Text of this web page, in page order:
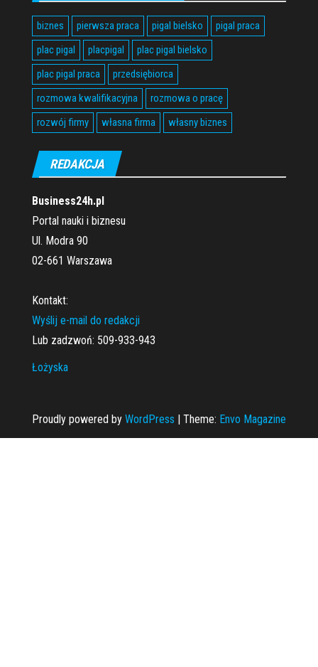
biznes pierwsza praca pigal bielsko
pigal praca
plac pigal
placpigal
plac pigal bielsko
plac pigal praca
przedsiębiorca
rozmowa kwalifikacyjna
rozmowa o pracę
rozwój firmy
własna firma własny biznes
REDAKCJA
Business24h.pl
Portal nauki i biznesu
Ul. Modra 90
02-661 Warszawa
Kontakt:
Wyślij e-mail do redakcji
Lub zadzwoń: 509-933-943
Łożyska
Proudly powered by WordPress | Theme: Envo Magazine